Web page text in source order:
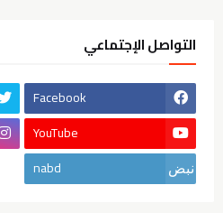
التواصل الإجتماعي
Facebook
YouTube
nabd